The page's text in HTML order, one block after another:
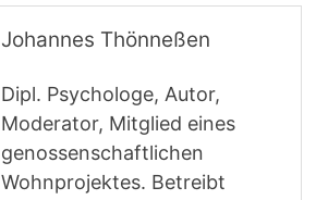
Johannes Thönneßen
Dipl. Psychologe, Autor,
Moderator, Mitglied eines
genossenschaftlichen
Wohnprojektes. Betreibt